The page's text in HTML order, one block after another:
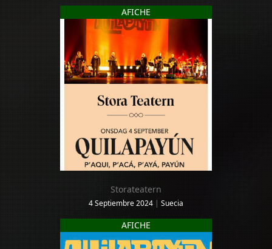
AFICHE
Storateatern
4 Septiembre 2024 | Suecia
AFICHE